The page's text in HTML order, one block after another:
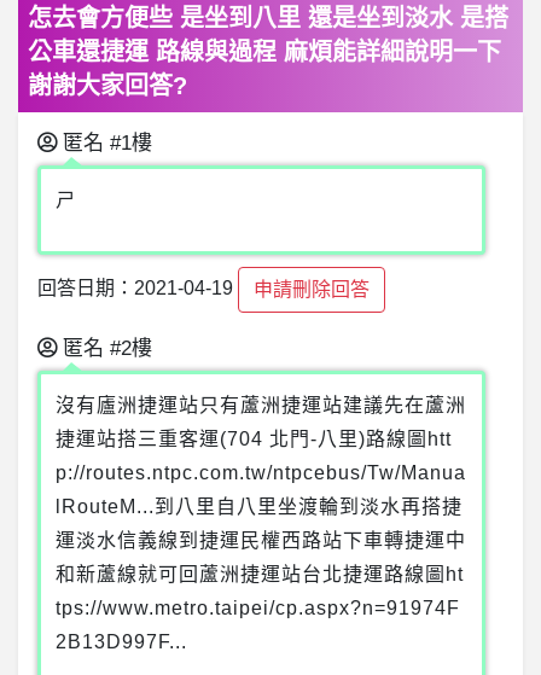
怎去會方便些 是坐到八里 還是坐到淡水 是搭
公車還捷運 路線與過程 麻煩能詳細說明一下
謝謝大家回答?
匿名 #1樓
ㄕ
回答日期：2021-04-19 申請刪除回答
匿名 #2樓
沒有廬洲捷運站只有蘆洲捷運站建議先在蘆洲
捷運站搭三重客運(704 北門-八里)路線圖htt
p://routes.ntpc.com.tw/ntpcebus/Tw/Manua
lRouteM...到八里自八里坐渡輪到淡水再搭捷
運淡水信義線到捷運民權西路站下車轉捷運中
和新蘆線就可回蘆洲捷運站台北捷運路線圖ht
tps://www.metro.taipei/cp.aspx?n=91974F
2B13D997F...